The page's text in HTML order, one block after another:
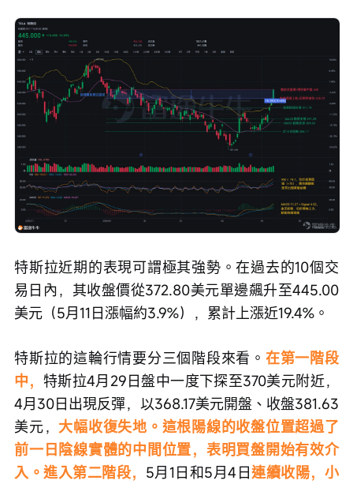
特斯拉近期的表現可謂極其強勢。在過去的10個交
易日內，其收盤價從372.80美元單邊飆升至445.00
美元（5月11日漲幅約3.9%），累計上漲近19.4%。
特斯拉的這輪行情要分三個階段來看。 在第一階段
中， 特斯拉4月29日盤中一度下探至370美元附近，
4月30日出現反彈，以368.17美元開盤、收盤381.63
美元， 大幅收復失地。這根陽線的收盤位置超過了
前一日陰線實體的中間位置，表明買盤開始有效介
入。進入第二階段， 5月1日和5月4日連續收陽，小